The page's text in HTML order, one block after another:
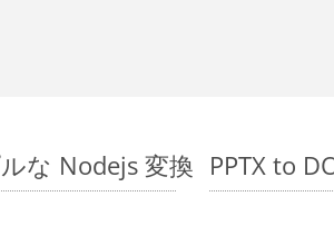
な Nodejs 変換 PPTX to